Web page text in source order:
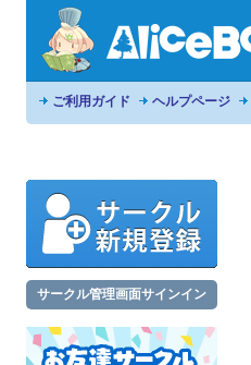
ご利用ガイド ヘルプページ
サークル管理画面サインイン